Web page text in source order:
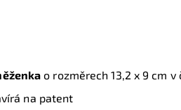
o rozměrech 13,2 x 9 cm v
na patent